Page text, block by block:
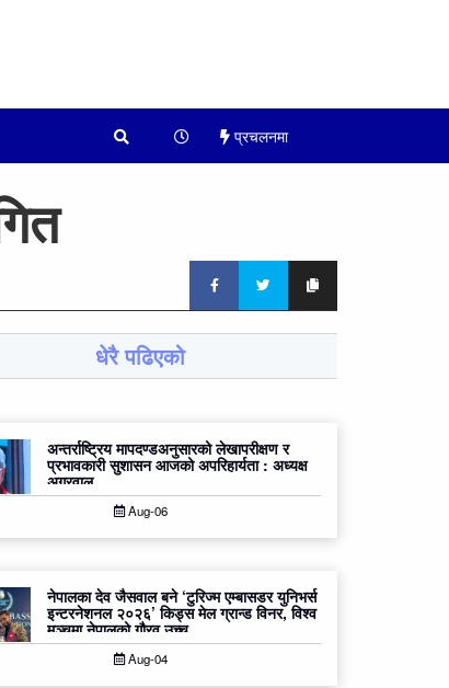
प्रचलनमा
धेरै पढिएको
अन्तर्राष्ट्रिय मापदण्डअनुसारको लेखापरीक्षण र
प्रभावकारी सुशासन आजको अपरिहार्यता : अध्यक्ष
अग्रवाल
Aug-06
नेपालका देव जैसवाल बने ‘टुरिज्म एम्बासडर युनिभर्स
इन्टरनेशनल २०२६’ किड्स मेल ग्रान्ड विनर, विश्व
मञ्चमा नेपालको गौरव उच्च
Aug-04